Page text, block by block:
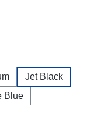
Jet Black
Blue